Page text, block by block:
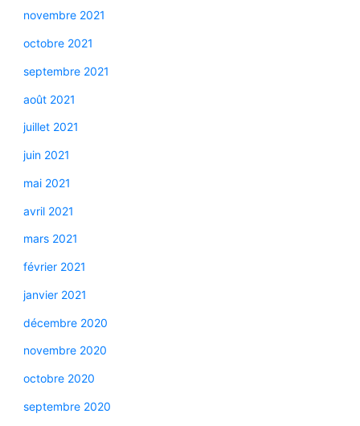
novembre 2021
octobre 2021
septembre 2021
août 2021
juillet 2021
juin 2021
mai 2021
avril 2021
mars 2021
février 2021
janvier 2021
décembre 2020
novembre 2020
octobre 2020
septembre 2020